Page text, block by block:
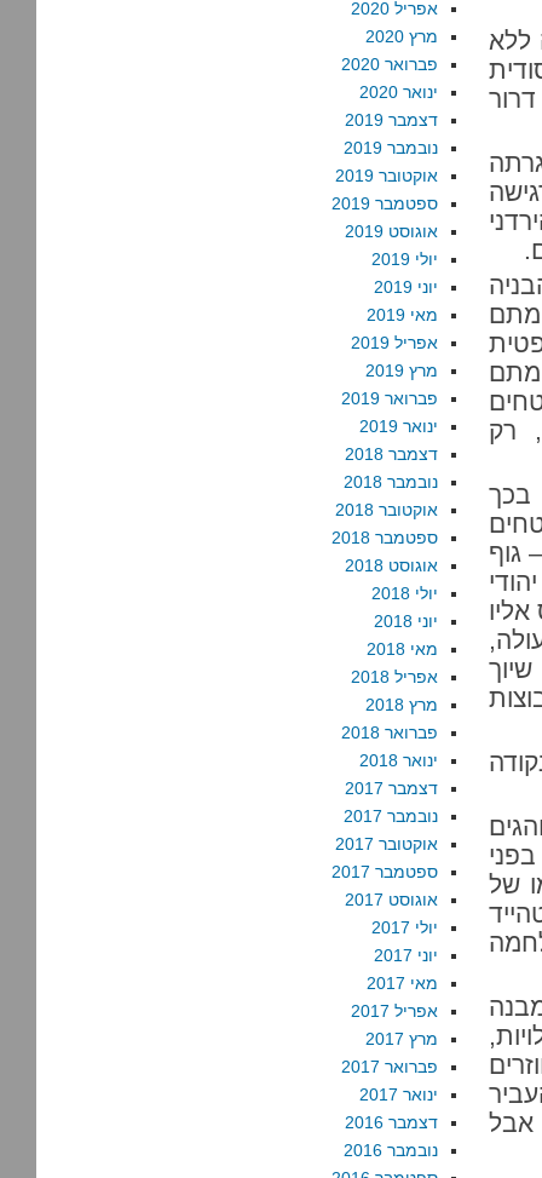
ללא
בן דרור
השטחים
רק
גוף
של
אבל
אפריל 2020
מרץ 2020
פברואר 2020
ינואר 2020
דצמבר 2019
נובמבר 2019
אוקטובר 2019
ספטמבר 2019
אוגוסט 2019
יולי 2019
יוני 2019
מאי 2019
אפריל 2019
מרץ 2019
פברואר 2019
ינואר 2019
דצמבר 2018
נובמבר 2018
אוקטובר 2018
ספטמבר 2018
אוגוסט 2018
יולי 2018
יוני 2018
מאי 2018
אפריל 2018
מרץ 2018
פברואר 2018
ינואר 2018
דצמבר 2017
נובמבר 2017
אוקטובר 2017
ספטמבר 2017
אוגוסט 2017
יולי 2017
יוני 2017
מאי 2017
אפריל 2017
מרץ 2017
פברואר 2017
ינואר 2017
דצמבר 2016
נובמבר 2016